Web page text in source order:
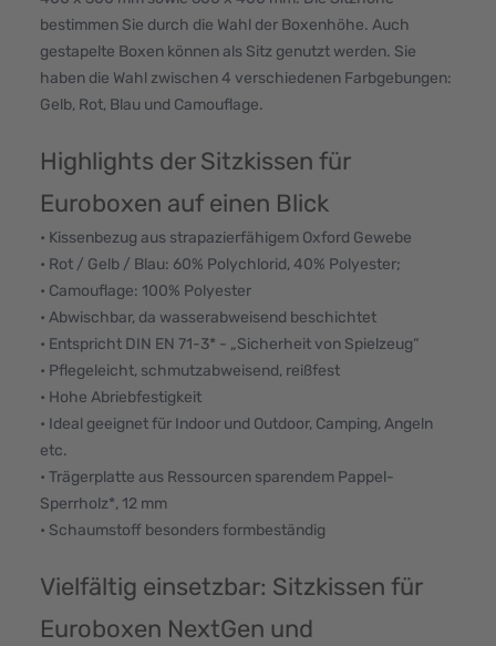
bestimmen Sie durch die Wahl der Boxenhöhe. Auch
gestapelte Boxen können als Sitz genutzt werden. Sie
haben die Wahl zwischen 4 verschiedenen Farbgebungen:
Gelb, Rot, Blau und Camouflage.
Highlights der Sitzkissen für
Euroboxen auf einen Blick
• Kissenbezug aus strapazierfähigem Oxford Gewebe
• Rot / Gelb / Blau: 60% Polychlorid, 40% Polyester;
• Camouflage: 100% Polyester
• Abwischbar, da wasserabweisend beschichtet
• Entspricht DIN EN 71-3* - „Sicherheit von Spielzeug“
• Pflegeleicht, schmutzabweisend, reißfest
• Hohe Abriebfestigkeit
• Ideal geeignet für Indoor und Outdoor, Camping, Angeln
etc.
• Trägerplatte aus Ressourcen sparendem Pappel-
Sperrholz*, 12 mm
• Schaumstoff besonders formbeständig
Vielfältig einsetzbar: Sitzkissen für
Euroboxen NextGen und